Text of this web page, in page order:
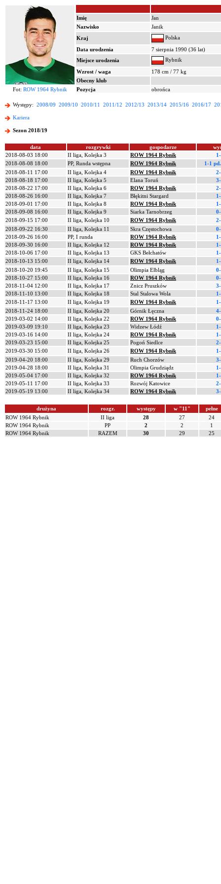
Imię
Jan
Nazwisko
Janik
Kraj
Polska
Data urodzenia
7 sierpnia 1990 (36 lat)
Miejsce urodzenia
Rybnik
Wzrost / waga
178 cm / 77 kg
Obecny klub
Fot: ROW 1964 Rybnik Pozycja obrońca
Występy: 2008/09 2009/10 2010/11 2011/12 2012/13 2013/14 2015/16 2016/17
Kariera
Sezon 2018/19
data rozgrywki gospodarze
2018-08-03 18:00
II liga, Kolejka 3 ROW 1964 Rybnik
2018-08-08 18:00
PP, Runda wstępna ROW 1964 Rybnik
1-1
2018-08-11 17:00
II liga, Kolejka 4 ROW 1964 Rybnik
2018-08-18 17:00
II liga, Kolejka 5 Elana Toruń
2018-08-22 17:00
II liga, Kolejka 6 ROW 1964 Rybnik
2018-08-26 16:00
II liga, Kolejka 7 Błękitni Stargard
2018-09-01 17:00
II liga, Kolejka 8 ROW 1964 Rybnik
2018-09-08 16:00
II liga, Kolejka 9 Siarka Tarnobrzeg
2018-09-15 17:00
II liga, Kolejka 10 ROW 1964 Rybnik
2018-09-22 16:30
II liga, Kolejka 11 Skra Częstochowa
2018-09-26 16:00
PP, I runda ROW 1964 Rybnik
2018-09-30 16:00
II liga, Kolejka 12 ROW 1964 Rybnik
2018-10-06 17:00
II liga, Kolejka 13 GKS Bełchatów
2018-10-13 15:00
II liga, Kolejka 14 ROW 1964 Rybnik
2018-10-20 19:45
II liga, Kolejka 15 Olimpia Elbląg
2018-10-27 15:00
II liga, Kolejka 16 ROW 1964 Rybnik
2018-11-04 12:00
II liga, Kolejka 17 Znicz Pruszków
2018-11-10 13:00
II liga, Kolejka 18 Stal Stalowa Wola
2018-11-17 13:00
II liga, Kolejka 19 ROW 1964 Rybnik
2018-11-24 18:00
II liga, Kolejka 20 Górnik Łęczna
2019-03-02 14:00
II liga, Kolejka 22 ROW 1964 Rybnik
2019-03-09 19:10
II liga, Kolejka 23 Widzew Łódź
2019-03-16 14:00
II liga, Kolejka 24 ROW 1964 Rybnik
2019-03-23 15:00
II liga, Kolejka 25 Pogoń Siedlce
2019-03-30 15:00
II liga, Kolejka 26 ROW 1964 Rybnik
2019-04-20 18:00
II liga, Kolejka 29 Ruch Chorzów
2019-04-28 18:00
II liga, Kolejka 31 Olimpia Grudziądz
2019-05-04 17:00
II liga, Kolejka 32 ROW 1964 Rybnik
2019-05-11 17:00
II liga, Kolejka 33 Rozwój Katowice
2019-05-19 13:00
II liga, Kolejka 34 ROW 1964 Rybnik
drużyna rozgr. występy w "11"
pełne
ROW 1964 Rybnik
II liga 28 27
24
ROW 1964 Rybnik
PP 2 2
1
ROW 1964 Rybnik
RAZEM 30 29 25